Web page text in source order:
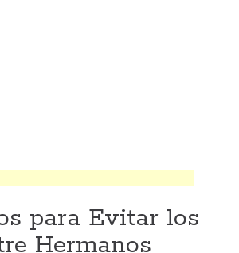
para Evitar los
Hermanos